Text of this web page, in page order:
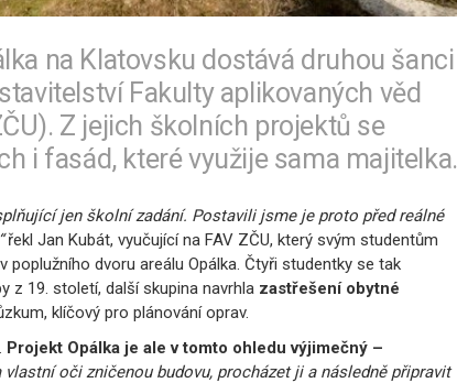
na Klatovsku dostává druhou šanci
Fakulty aplikovaných věd
Z jejich školních projektů se
i fasád, které využije sama majitelka.
jen školní zadání. Postavili jsme je proto před reálné
řekl Jan Kubát, vyučující na FAV ZČU, který svým studentům
dvoru areálu Opálka. Čtyři studentky se tak
z 19. století, další skupina navrhla zastřešení obytné
klíčový pro plánování oprav.
Projekt Opálka je ale v tomto ohledu výjimečný –
vlastní oči zničenou budovu, procházet ji a následně připravit